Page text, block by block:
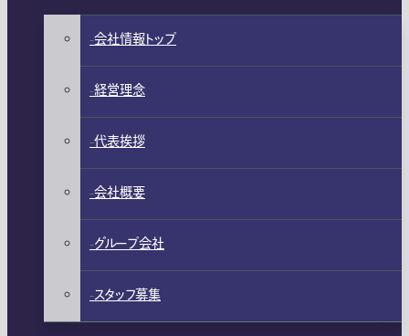
会社情報トップ
経営理念
代表挨拶
会社概要
グループ会社
スタッフ募集